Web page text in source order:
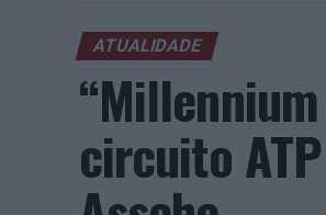
ATUALIDADE
circuito